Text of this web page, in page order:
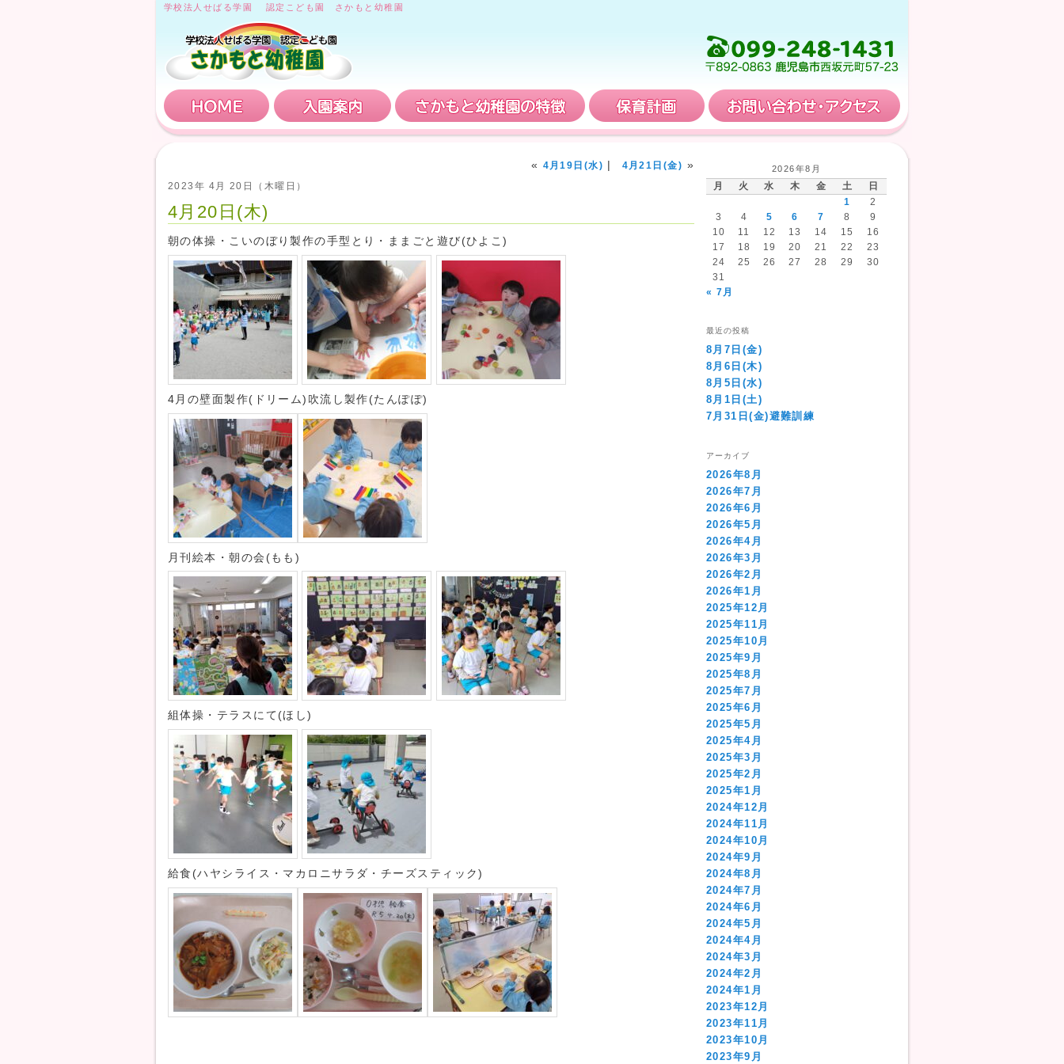
学校法人せばる学園 認定こども園 さかもと幼稚園
HOME 入園案内 さかもと幼稚園の特徴 保育計画
« 4月19日(水) | 4月21日(金) »
2023年 4月 20日（木曜日）
4月20日(木)
朝の体操・こいのぼり製作の手型とり・ままごと遊び(ひよこ)
4月の壁面製作(ドリーム)吹流し製作(たんぽぽ)
月刊絵本・朝の会(もも)
組体操・テラスにて(ほし)
給食(ハヤシライス・マカロニサラダ・チーズスティック)
2026年8月
月 火 水 木 金 土
日
1
2
3
4 5 6 7 8
9
10
11 12 13 14 15
16
17
18 19 20 21 22
23
24
25 26 27 28 29
30
31
« 7月
最近の投稿
8月7日(金)
8月6日(木)
8月5日(水)
8月1日(土)
7月31日(金)避難訓練
アーカイブ
2026年8月
2026年7月
2026年6月
2026年5月
2026年4月
2026年3月
2026年2月
2026年1月
2025年12月
2025年11月
2025年10月
2025年9月
2025年8月
2025年7月
2025年6月
2025年5月
2025年4月
2025年3月
2025年2月
2025年1月
2024年12月
2024年11月
2024年10月
2024年9月
2024年8月
2024年7月
2024年6月
2024年5月
2024年4月
2024年3月
2024年2月
2024年1月
2023年12月
2023年11月
2023年10月
2023年9月